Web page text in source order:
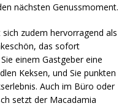
nächsten Genussmoment.
sich zudem hervorragend als
das sofort
einem Gastgeber eine
Keksen, und Sie punkten
Auch im Büro oder
setzt der Macadamia